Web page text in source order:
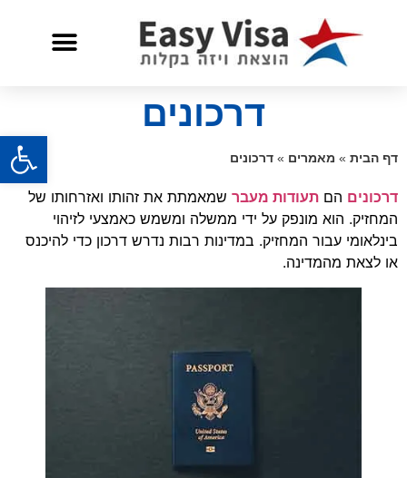
דרכונים
דף הבית » מאמרים » דרכונים
דרכונים הם תעודות מעבר שמאמתת את זהותו ואזרחותו של
המחזיק. הוא מונפק על ידי ממשלה ומשמש כאמצעי לזיהוי
בינלאומי עבור המחזיק. במדינות רבות נדרש דרכון כדי להיכנס
או לצאת מהמדינה.